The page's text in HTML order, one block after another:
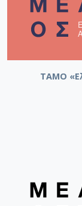
ΤΑΜΟ